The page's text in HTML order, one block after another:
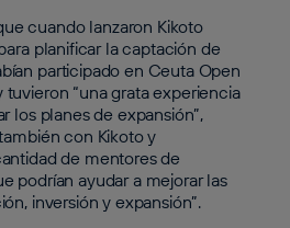
cuando lanzaron Kikoto
planificar la captación de
participado en Ceuta Open
“una grata experiencia
los planes de expansión”,
con Kikoto y
de mentores de
podrían ayudar a mejorar las
inversión y expansión”.